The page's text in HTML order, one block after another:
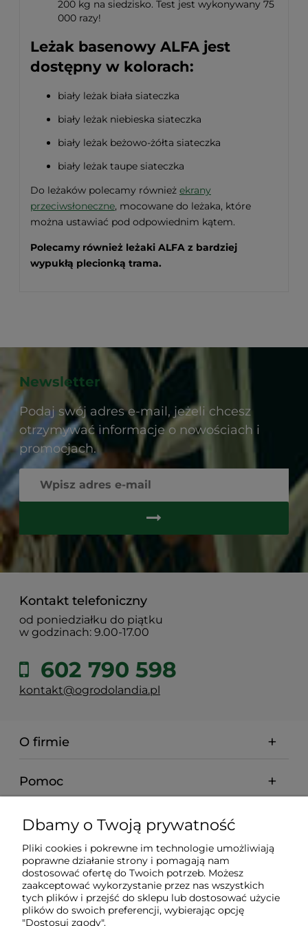
200 kg na siedzisko. Test jest wykonywany 75
000 razy!
Leżak basenowy ALFA jest
dostępny w kolorach:
biały leżak biała siateczka
biały leżak niebieska siateczka
biały leżak beżowo-żółta siateczka
biały leżak taupe siateczka
Do leżaków polecamy również ekrany
przeciwsłoneczne, mocowane do leżaka, które
można ustawiać pod odpowiednim kątem.
Polecamy również leżaki ALFA z bardziej
wypukłą plecionką trama.
Newsletter
Podaj swój adres e-mail, jeżeli chcesz
otrzymywać informacje o nowościach i
promocjach.
Kontakt telefoniczny
od poniedziałku do piątku
w godzinach: 9.00-17.00
602 790 598
kontakt@ogrodolandia.pl
O firmie
Pomoc
Dostawa
Gwarancja i zwroty
Moje konto
Dbamy o Twoją prywatność
Pliki cookies i pokrewne im technologie umożliwiają
poprawne działanie strony i pomagają nam
dostosować ofertę do Twoich potrzeb. Możesz
zaakceptować wykorzystanie przez nas wszystkich
tych plików i przejść do sklepu lub dostosować użycie
plików do swoich preferencji, wybierając opcję
"Dostosuj zgody".